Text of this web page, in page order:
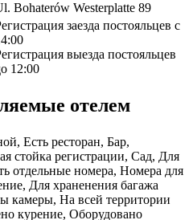
Bohaterów Westerplatte 89
заезда постояльцев с
выезда постояльцев
12:00
отелем
Есть ресторан, Бар,
стойка регистрации, Сад, Для
отдельные номера, Номера для
Для храненения багажа
камеры, На всей территории
курение, Оборудовано